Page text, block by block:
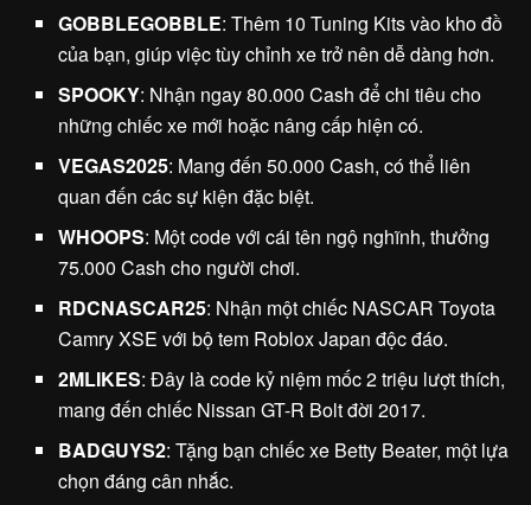
GOBBLEGOBBLE: Thêm 10 Tuning Kits vào kho đồ
của bạn, giúp việc tùy chỉnh xe trở nên dễ dàng hơn.
SPOOKY: Nhận ngay 80.000 Cash để chi tiêu cho
những chiếc xe mới hoặc nâng cấp hiện có.
VEGAS2025: Mang đến 50.000 Cash, có thể liên
quan đến các sự kiện đặc biệt.
WHOOPS: Một code với cái tên ngộ nghĩnh, thưởng
75.000 Cash cho người chơi.
RDCNASCAR25: Nhận một chiếc NASCAR Toyota
Camry XSE với bộ tem Roblox Japan độc đáo.
2MLIKES: Đây là code kỷ niệm mốc 2 triệu lượt thích,
mang đến chiếc Nissan GT-R Bolt đời 2017.
BADGUYS2: Tặng bạn chiếc xe Betty Beater, một lựa
chọn đáng cân nhắc.